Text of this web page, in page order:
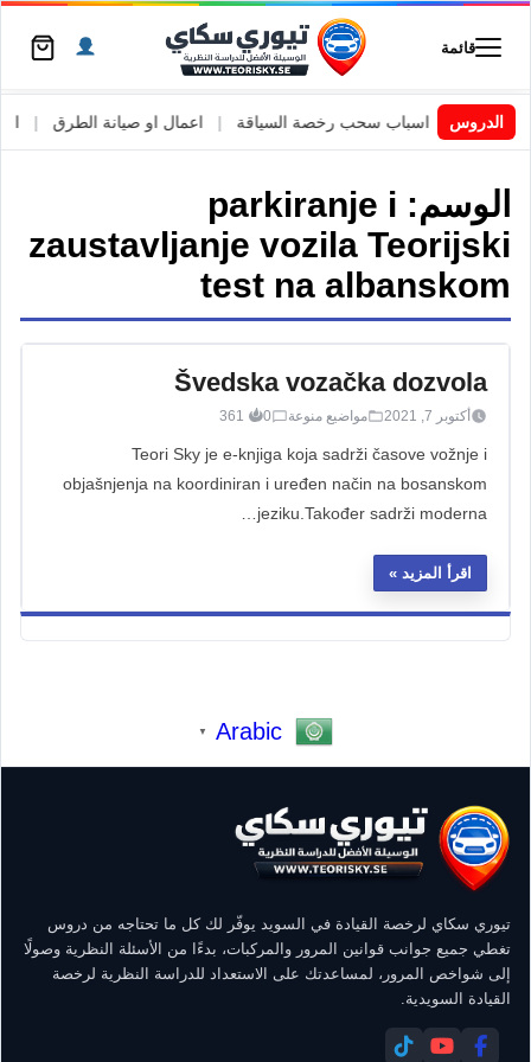
قائمة
الدروسالسويد | اسباب سحب رخصة السياقة اعمال او صيانة الطرق
الوسم: parkiranje i
zaustavljanje vozila Teorijski
test na albanskom
Švedska vozačka dozvola
أكتوبر 7, 2021 مواضيع منوعة 0
361
Teori Sky je e-knjiga koja sadrži časove vožnje i
objašnjenja na koordiniran i uređen način na bosanskom
jeziku.Također sadrži moderna…
اقرأ المزيد
Arabic
▼
تيوري سكاي لرخصة القيادة في السويد يوفّر لك كل ما تحتاجه من دروس
تغطي جميع جوانب قوانين المرور والمركبات، بدءًا من الأسئلة النظرية وصولًا
إلى شواخص المرور، لمساعدتك على الاستعداد للدراسة النظرية لرخصة
القيادة السويدية.